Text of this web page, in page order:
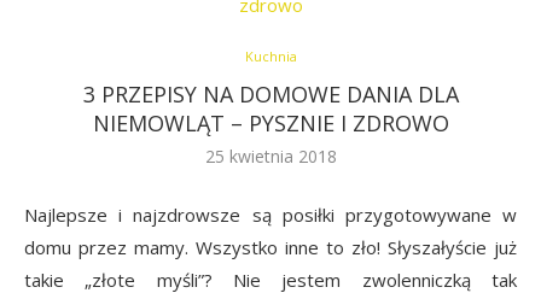
Kuchnia
3 PRZEPISY NA DOMOWE DANIA DLA
NIEMOWLĄT – PYSZNIE I ZDROWO
25 kwietnia 2018
Najlepsze i najzdrowsze są posiłki przygotowywane w
domu przez mamy. Wszystko inne to zło! Słyszałyście już
takie „złote myśli”? Nie jestem zwolenniczką tak